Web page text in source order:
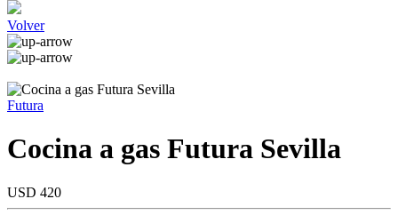
Volver
Futura
Cocina a gas Futura Sevilla
USD 420